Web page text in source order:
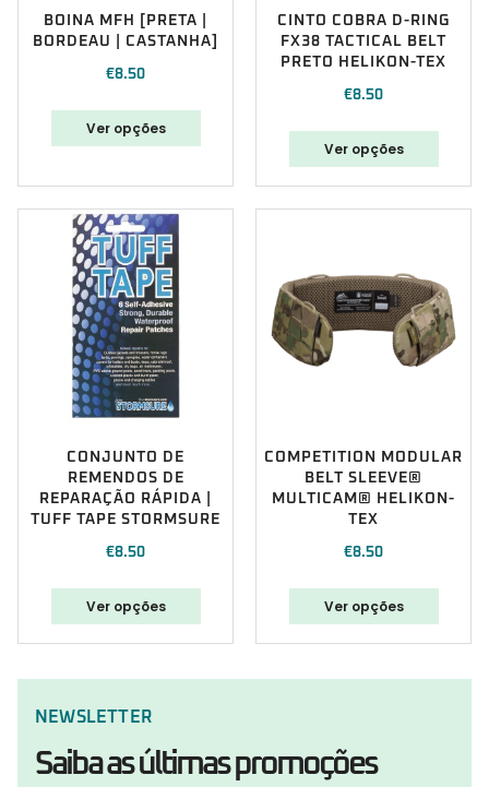
BOINA MFH [PRETA |
BORDEAU | CASTANHA]
€8.50
Ver opções
CINTO COBRA D-RING
FX38 TACTICAL BELT
PRETO HELIKON-TEX
€8.50
Ver opções
CONJUNTO DE
REMENDOS DE
REPARAÇÃO RÁPIDA |
TUFF TAPE STORMSURE
€8.50
Ver opções
COMPETITION MODULAR
BELT SLEEVE®
MULTICAM® HELIKON-
TEX
€8.50
Ver opções
NEWSLETTER
Saiba as últimas promoções